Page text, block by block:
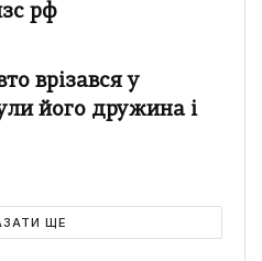
рф
врізався у
його дружина і
ЩЕ